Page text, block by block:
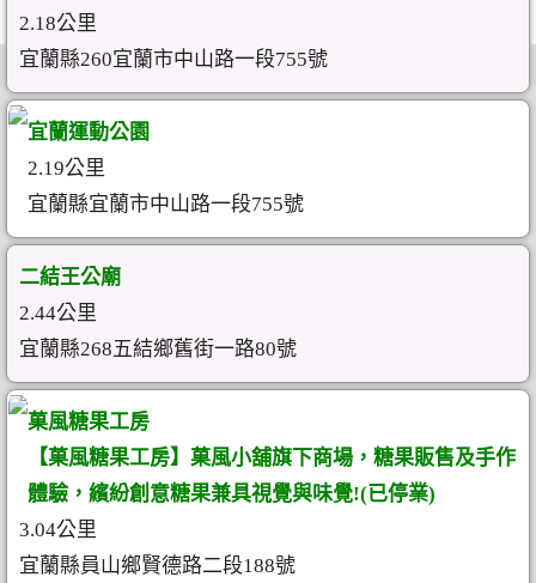
2.18公里
宜蘭縣260宜蘭市中山路一段755號
宜蘭運動公園
2.19公里
宜蘭縣宜蘭市中山路一段755號
二結王公廟
2.44公里
宜蘭縣268五結鄉舊街一路80號
菓風糖果工房
【菓風糖果工房】菓風小舖旗下商場，糖果販售及手作
體驗，繽紛創意糖果兼具視覺與味覺!(已停業)
3.04公里
宜蘭縣員山鄉賢德路二段188號